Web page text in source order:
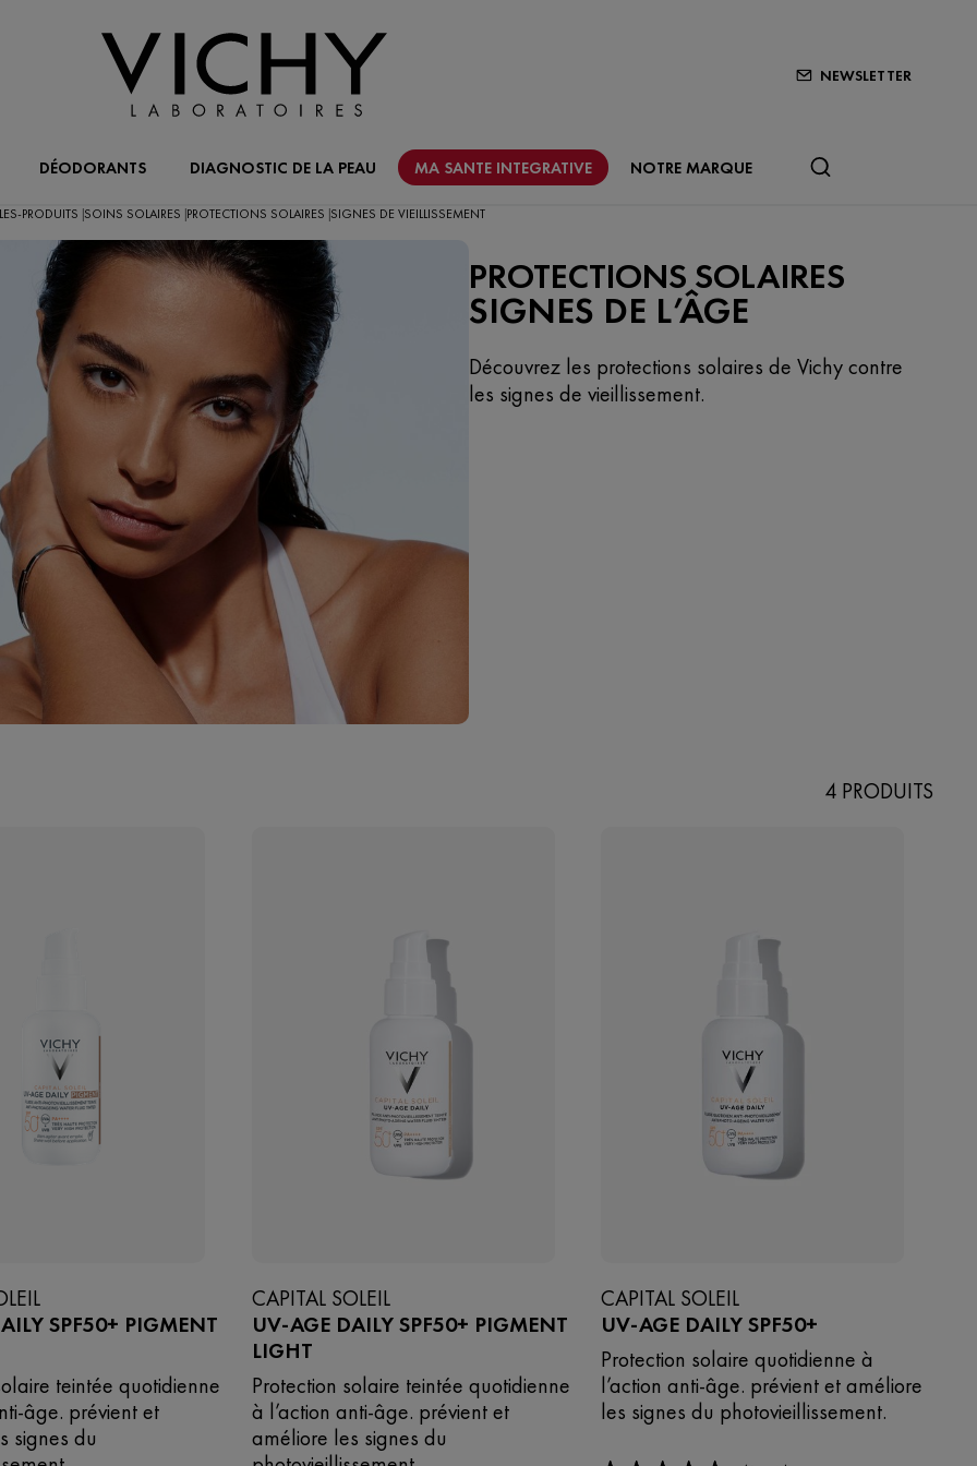
NEWSLETTER
DÉODORANTS DIAGNOSTIC DE LA PEAU MA SANTE INTEGRATIVE NOTRE MARQUE
PRODUITS SOINS SOLAIRES PROTECTIONS SOLAIRES SIGNES DE VIEILLISSEMENT
PROTECTIONS SOLAIRES
SIGNES DE L’ÂGE
Découvrez les protections solaires de Vichy contre
les signes de vieillissement.
4 PRODUITS
SPF50+ PIGMENT
teintée quotidienne
âge. prévient et
signes du
CAPITAL SOLEIL
UV-AGE DAILY SPF50+ PIGMENT
LIGHT
Protection solaire teintée quotidienne
à l’action anti-âge. prévient et
améliore les signes du
CAPITAL SOLEIL
UV-AGE DAILY SPF50+
Protection solaire quotidienne à
l’action anti-âge. prévient et améliore
les signes du photovieillissement.